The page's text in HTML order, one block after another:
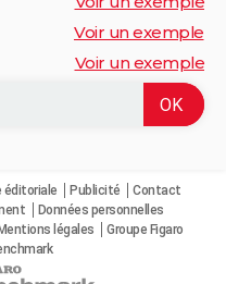
Voir un exemple
Voir un exemple
éditoriale Publicité
Contact
Données personnelles
Mentions légales
Groupe Figaro